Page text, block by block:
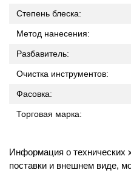
Степень блеска:
Метод нанесения:
Разбавитель:
Очистка инструментов:
Фасовка:
Торговая марка:
Информация о технических
поставки и внешнем виде,